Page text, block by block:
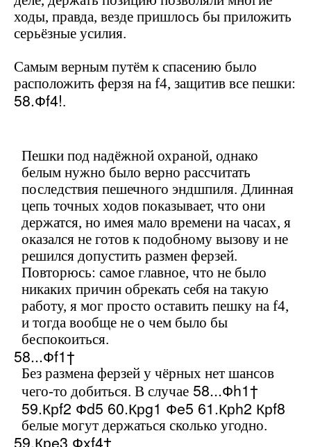
ходы, правда, везде пришлось бы приложить
серьёзные усилия.
Самым верным путём к спасению было
расположить ферзя на f4, защитив все пешки:
58.Фf4!.
Пешки под надёжной охраной, однако
белым нужно было верно рассчитать
последствия пешечного эндшпиля. Длинная
цепь точных ходов показывает, что они
держатся, но имея мало времени на часах, я
оказался не готов к подобному вызову и не
решился допустить размен ферзей.
Повторюсь: самое главное, что не было
никаких причин обрекать себя на такую
работу, я мог просто оставить пешку наf4,
и тогда вообще не о чем было бы
беспокоиться.
58...Фf1†
Без размена ферзей у чёрных нет шансов
чего-то добиться. В случае 58...Фh1†
59.Крf2 Фd5 60.Крg1 Фe5 61.Крh2 Крf8
белые могут держаться сколько угодно.
59.Крe3 Фxf4†